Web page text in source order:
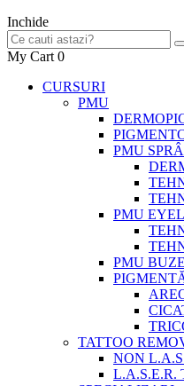
Inchide
My Cart 0
CURSURI
PMU
PMU
PMU
PMU BUZE
TATTOO
NON
L.A.S.E.R.